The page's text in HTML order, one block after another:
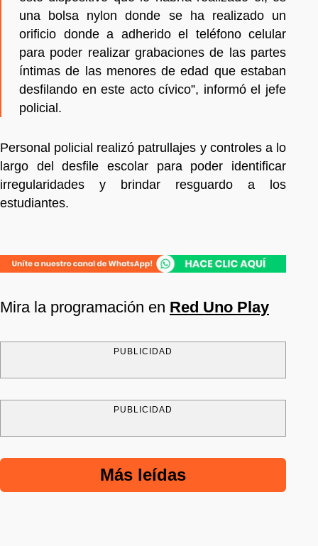
una bolsa nylon donde se ha realizado un
orificio donde a adherido el teléfono celular
para poder realizar grabaciones de las partes
íntimas de las menores de edad que estaban
desfilando en este acto cívico”, informó el jefe
policial.
Personal policial realizó patrullajes y controles a lo
largo del desfile escolar para poder identificar
irregularidades y brindar resguardo a los
estudiantes.
Mira la programación en Red Uno Play
PUBLICIDAD
PUBLICIDAD
Más leídas